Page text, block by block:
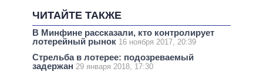
ЧИТАЙТЕ ТАКЖЕ
В Минфине рассказали, кто контролирует
лотерейный рынок 16 ноября 2017, 20:39
Стрельба в лотерее: подозреваемый
задержан 29 января 2018, 17:30